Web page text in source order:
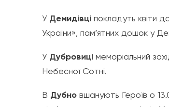
У Демидівці покладуть квіти
України», пам’ятних дошок у
У Дубровиці меморіальний
Небесної Сотні.
В Дубно вшанують Героїв о